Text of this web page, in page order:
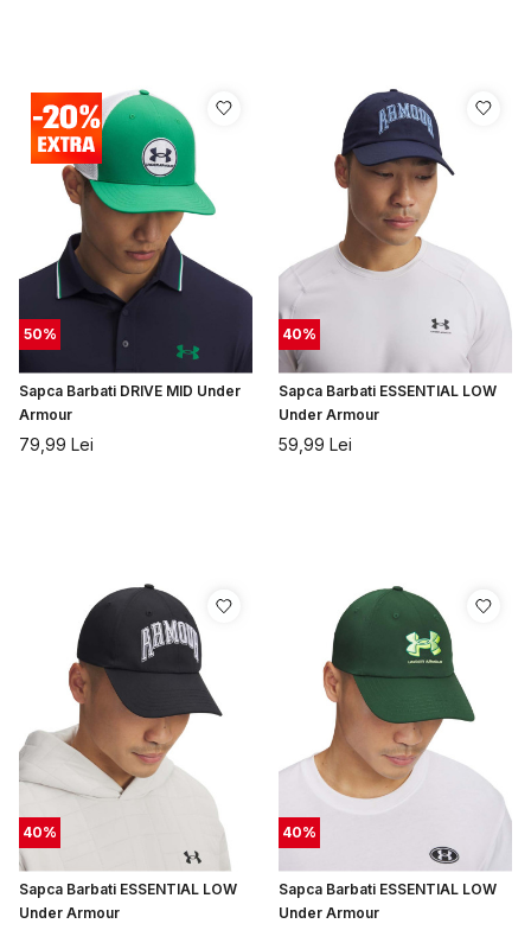
50%
Sapca Barbati DRIVE MID Under
Armour
79,99 Lei
40%
Sapca Barbati ESSENTIAL LOW
Under Armour
59,99 Lei
40%
Sapca Barbati ESSENTIAL LOW
Under Armour
40%
Sapca Barbati ESSENTIAL LOW
Under Armour